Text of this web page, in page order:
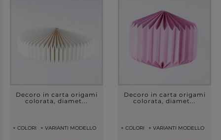
Decoro in carta origami
colorata, diamet...
+ COLORI + VARIANTI MODELLO
Decoro in carta origami
colorata, diamet...
+ COLORI + VARIANTI MODELLO